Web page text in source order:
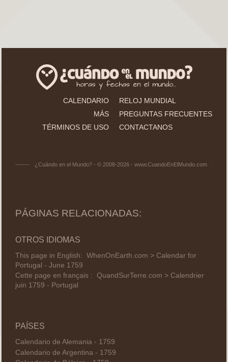
CALENDARIO
RELOJ MUNDIAL
MÁS
PREGUNTAS FRECUENTES
TÉRMINOS DE USO
CONTACTANOS
¿Cuándo en el Mundo? - © 2008-2026 - www.CuandoEnElMundo.com
PÁGINAS RELACIONADAS:
OTROS IDIOMAS
This page in English: WhenOnEarth.com > Calendar for
Portugal - June 1759
Cette page en français : QuandSurTerre.com > Calendrier
juin 1759 - Portugal
PAÍSES
Calendario de Alemania - 1759
Calendario de Argentina - 1759